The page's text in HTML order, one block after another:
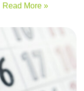
Read More »